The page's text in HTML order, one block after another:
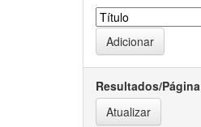
Resultados/Página